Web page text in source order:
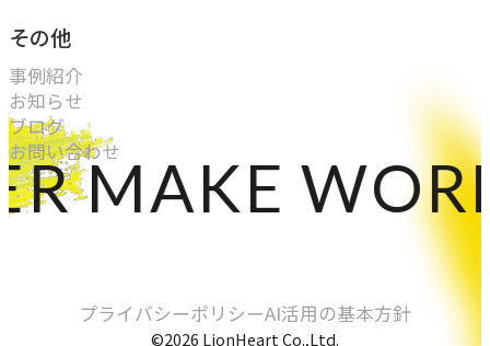
その他
事例紹介
お知らせ
ブログ
お問い合わせ
プライバシーポリシーAI活用の基本方針
©2026 LionHeart Co.,Ltd.